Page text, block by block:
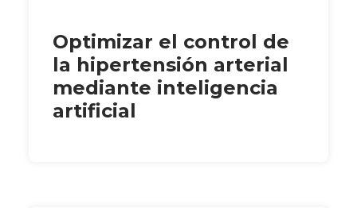
Optimizar el control de
la hipertensión arterial
mediante inteligencia
artificial